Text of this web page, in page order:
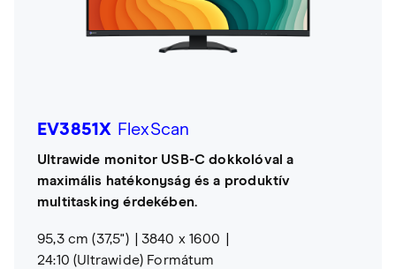
EV3851X FlexScan
Ultrawide monitor USB-C dokkolóval a
maximális hatékonyság és a produktív
multitasking érdekében.
95,3 cm (37,5")
3840 x 1600
24:10 (Ultrawide) Formátum